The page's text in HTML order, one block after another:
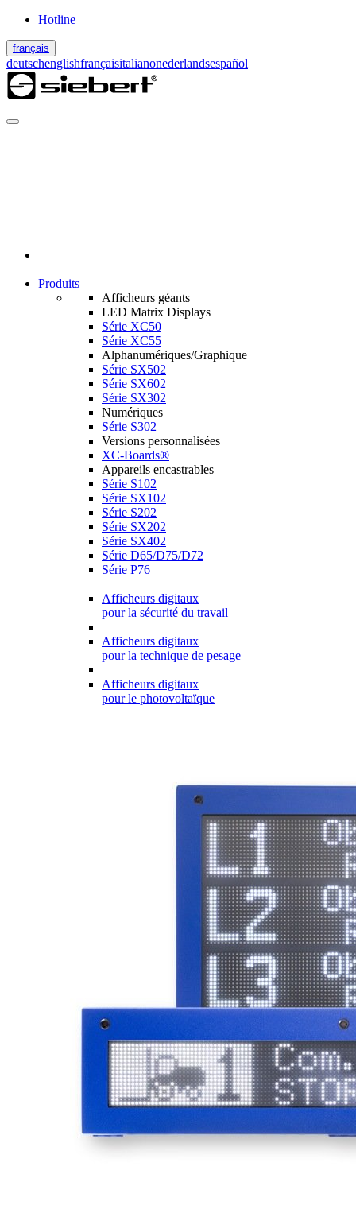
Hotline
français
deutschenglishfrançaisitalianonederlandsespañol
Produits
Afficheurs géants
LED Matrix Displays
Série XC50
Série XC55
Alphanumériques/Graphique
Série SX502
Série SX602
Série SX302
Numériques
Série S302
Versions personnalisées
XC-Boards®
Appareils encastrables
Série S102
Série SX102
Série S202
Série SX202
Série SX402
Série D65/D75/D72
Série P76
Afficheurs digitaux
pour la sécurité du travail
Afficheurs digitaux
pour la technique de pesage
Afficheurs digitaux
pour le photovoltaïque